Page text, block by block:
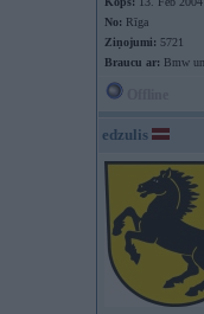
No: Rīga
Ziņojumi: 5721
Braucu ar: Bmw
edzulis